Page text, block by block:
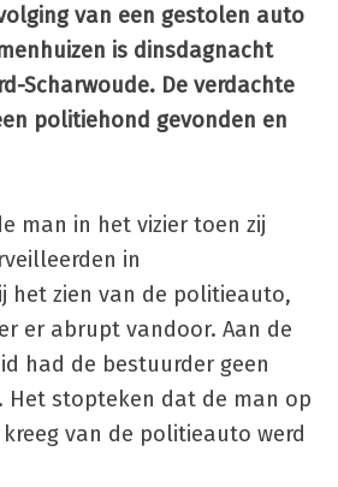
van een gestolen auto
is dinsdagnacht
Scharwoude. De verdachte
politiehond gevonden en
man in het vizier toen zij
in
het zien van de politieauto,
er abrupt vandoor. Aan de
had de bestuurder geen
Het stopteken dat de man op
van de politieauto werd